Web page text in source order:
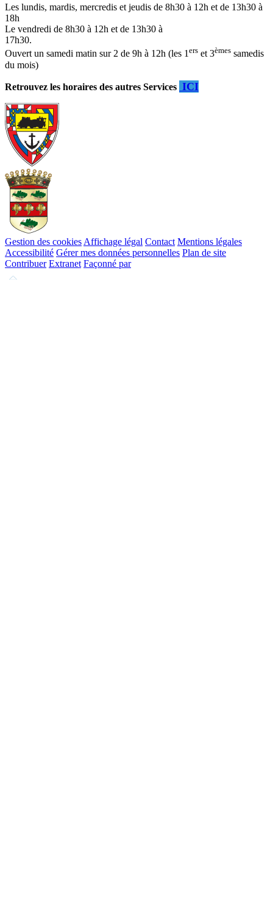
Les lundis, mardis, mercredis et jeudis de 8h30 à 12h et de 13h30 à
18h
Le vendredi de 8h30 à 12h et de 13h30 à
17h30.
Ouvert un samedi matin sur 2 de 9h à 12h (les 1ers et 3èmes samedis
du mois)
Retrouvez les horaires des autres Services ICI
Gestion des cookies Affichage légal Contact Mentions légales
Accessibilité Gérer mes données personnelles Plan de site
Contribuer Extranet Façonné par